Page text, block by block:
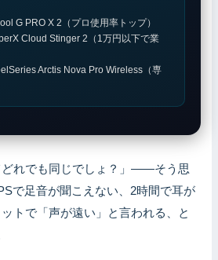
G PRO X 2（プロ使用率トップ）
Cloud Stinger 2（1万円以下で業
Arctis Nova Pro Wireless（専
どれでも同じでしょ？」——そう思
で足音が聞こえない、2時間で耳が
トで「声が遠い」と言われる、と